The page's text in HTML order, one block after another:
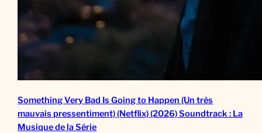
Something Very Bad Is Going to Happen (Un très
mauvais pressentiment) (Netflix) (2026) Soundtrack : La
Musique de la Série